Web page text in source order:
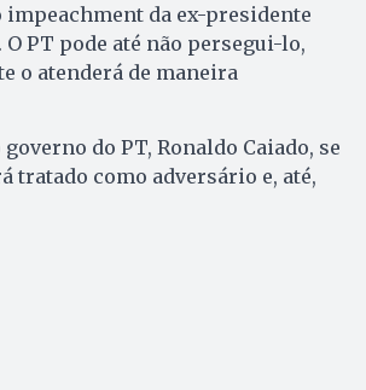
da ex-presidente
PT pode até não persegui-lo,
o atenderá de maneira
do PT, Ronaldo Caiado, se
tratado como adversário e, até,